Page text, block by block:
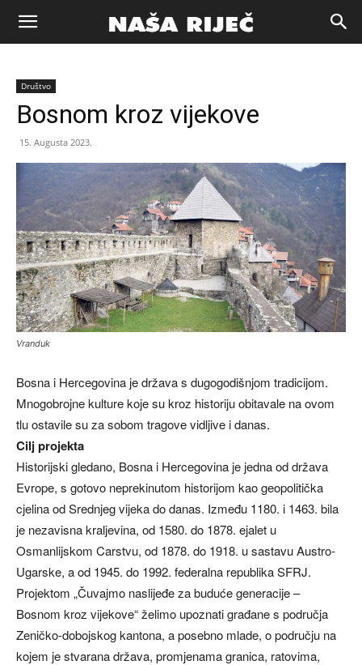
Naša
riječ
Zenica
Društvo
Bosnom kroz vijekove
15. Augusta 2023.
Vranduk
Bosna i Hercegovina je država s dugogodišnjom tradicijom.
Mnogobrojne kulture koje su kroz historiju obitavale na ovom
tlu ostavile su za sobom tragove vidljive i danas.
Cilj projekta
Historijski gledano, Bosna i Hercegovina je jedna od država
Evrope, s gotovo neprekinutom historijom kao geopolitička
cjelina od Srednjeg vijeka do danas. Između 1180. i 1463. bila
je nezavisna kraljevina, od 1580. do 1878. ejalet u
Osmanlijskom Carstvu, od 1878. do 1918. u sastavu Austro-
Ugarske, a od 1945. do 1992. federalna republika SFRJ.
Projektom „Čuvajmo naslijeđe za buduće generacije –
Bosnom kroz vijekove“ želimo upoznati građane s područja
Zeničko-dobojskog kantona, a posebno mlade, o području na
kojem je stvarana država, promjenama granica, ratovima,